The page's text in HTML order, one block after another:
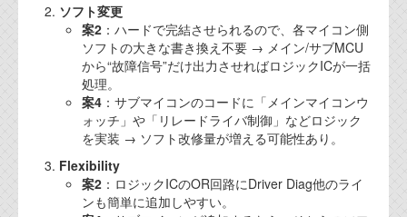
ソフト変更
案2 ：ハードで完結させられるので、各マイコン側
ソフトの大きな書き換え不要 → メイン/サブMCU
から“故障信号”だけ出力させればロジックICが一括
処理。
案4 ：サブマイコンのコードに「メインマイコンウ
ォッチ」や「リレードライバ制御」などロジック
を実装 → ソフト改修量が増える可能性あり。
Flexibility
案2 ：ロジックICのOR回路にDriver Diag他のライ
ンも簡単に追加しやすい。